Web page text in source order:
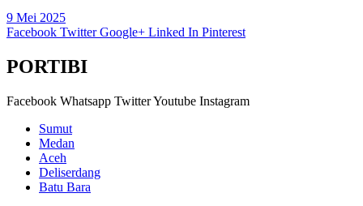
9 Mei 2025
Facebook Twitter Google+ Linked In Pinterest
PORTIBI
Facebook Whatsapp TwitterYoutube Instagram
Sumut
Medan
Aceh
Deliserdang
Batu Bara